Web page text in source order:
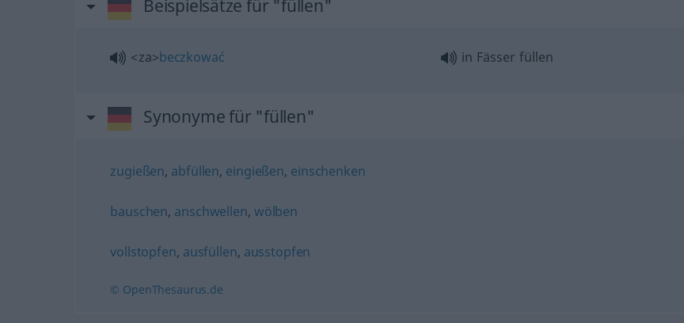
Beispielsätze für "füllen"
<za>beczkować in Fässer füllen
Synonyme für "füllen"
zugießen, abfüllen, eingießen, einschenken
bauschen, anschwellen, wölben
vollstopfen, ausfüllen, ausstopfen
© OpenThesaurus.de